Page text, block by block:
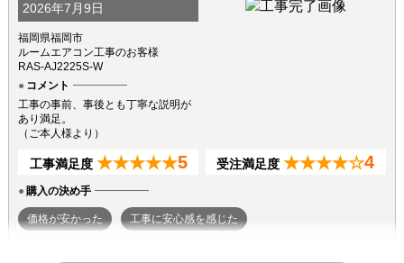
2026年7月9日
福岡県福岡市
ルームエアコン工事のお客様
RAS-AJ2225S-W
コメント
工事の事前、事後とも丁寧な説明が
あり満足。
（ご本人様より）
工事満足度 ★★★★★5 受注満足度 ★★★★☆4
購入の決め手
価格が安かった 工事に安心感を感じた